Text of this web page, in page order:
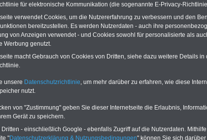
zu gering - hohe Nachzahlung für Beamte &
hat die Berliner Landesbesoldung für
(Berlin muss bisMärz 2027 eine Neuregelung der Besoldung
Auch beim Bund (Beamte & Ruhestandsbeamte) gibt es teilweise
(Medienberichten zufolge liegt diese für
mind. 3.000 und 13.000 Euro
Broschüre heraus (unmittelbar nach Beschluss eines Gesetzentwurfs
>>>
Mai 2025 >>>hier können Sie den
Ratgeber für 7,50 Euro bestellen
15,00 Euro
Für nur 15,00 Euro bei einer
für elektronische Kommunikation (die sogenannte E-Privacy-
verwendet Cookies, um die Nutzererfahrung zu verbessern und den
bereitzustellen. Es werden Nutzerdaten - auch ihre
von Anzeigen verwendet - und Cookies sowohl für personalisierte als
Werbung genutzt.
macht Gebrauch von Cookies von Dritten, siehe dazu weitere Details in
unsere Datenschutzrichtlinie , um mehr darüber zu erfahren, wie diese
nutzt.
von "Zustimmung" geben Sie dieser Internetseite die Erlaubnis,
Gerät zu speichern.
- einschließlich Google - ebenfalls Zugriff auf die Nutzerdaten.
"Datenschutzerklärung & Nutzungsbedingungen" können Sie sich